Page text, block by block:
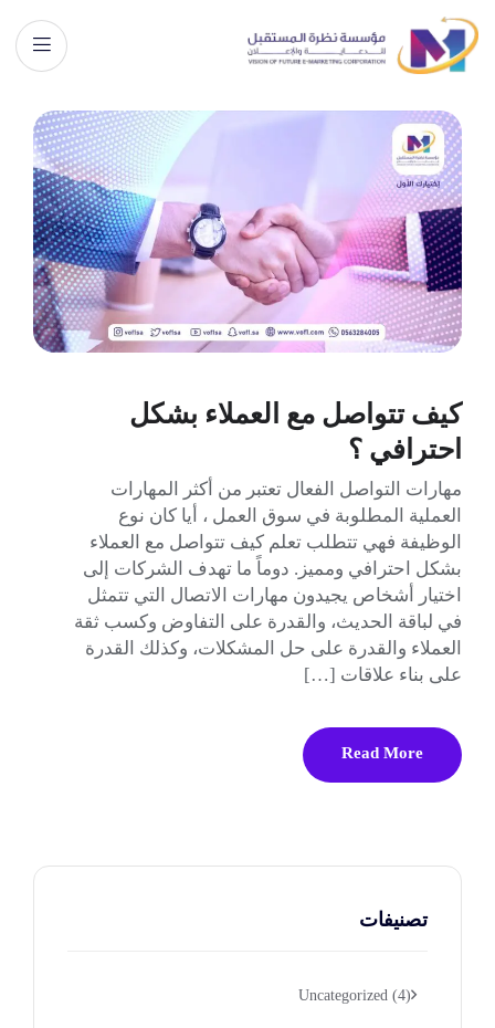
كيف تتواصل مع العملاء بشكل
احترافي ؟
مهارات التواصل الفعال تعتبر من أكثر المهارات
العملية المطلوبة في سوق العمل ، أيا كان نوع
الوظيفة فهي تتطلب تعلم كيف تتواصل مع العملاء
بشكل احترافي ومميز. دوماً ما تهدف الشركات إلى
اختيار أشخاص يجيدون مهارات الاتصال التي تتمثل
في لباقة الحديث، والقدرة على التفاوض وكسب ثقة
العملاء والقدرة على حل المشكلات، وكذلك القدرة
على بناء علاقات […]
Read More
تصنيفات
Uncategorized (4)